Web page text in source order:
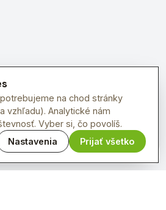
Data from
na chod stránky
vzhľadu). Analytické nám
Vyber si, čo povolíš.
Nastavenia Prijať všetko